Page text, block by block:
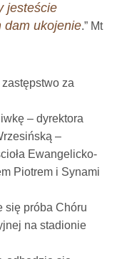
jesteście
dam ukojenie.” Mt
za
– dyrektora
–
Ewangelicko-
Piotrem i Synami
się próba Chóru
na stadionie